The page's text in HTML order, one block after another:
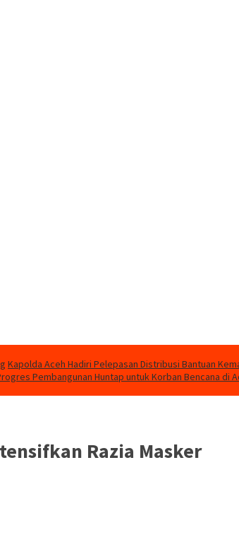
Kapolda Aceh Hadiri Pelepasan Distribusi Bantuan
Pembangunan Huntap untuk Korban Bencana di
Razia Masker